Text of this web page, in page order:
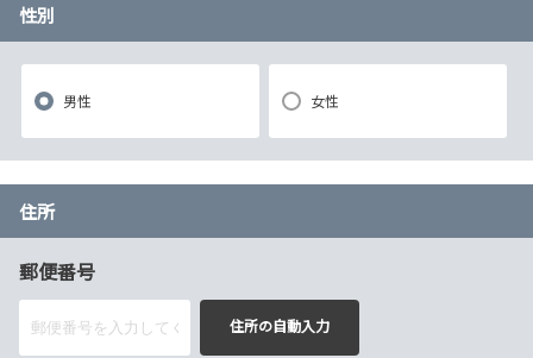
性別
男性 女性
住所
郵便番号
住所の自動入力